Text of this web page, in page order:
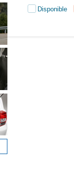
Disponible